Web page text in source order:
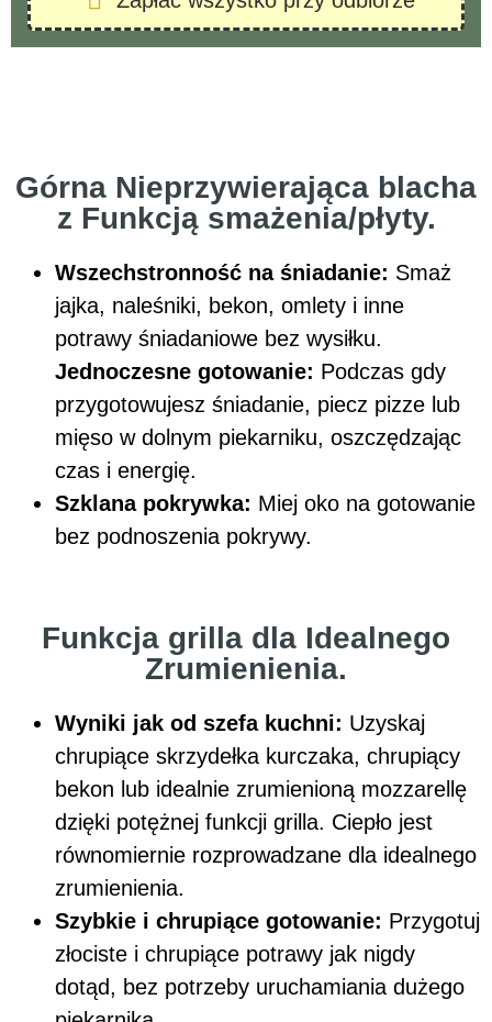
Górna Nieprzywierająca blacha
z Funkcją smażenia/płyty.
Wszechstronność na śniadanie: Smaż
jajka, naleśniki, bekon, omlety i inne
potrawy śniadaniowe bez wysiłku.
Jednoczesne gotowanie: Podczas gdy
przygotowujesz śniadanie, piecz pizze lub
mięso w dolnym piekarniku, oszczędzając
czas i energię.
Szklana pokrywka: Miej oko na gotowanie
bez podnoszenia pokrywy.
Funkcja grilla dla Idealnego
Zrumienienia.
Wyniki jak od szefa kuchni: Uzyskaj
chrupiące skrzydełka kurczaka, chrupiący
bekon lub idealnie zrumienioną mozzarellę
dzięki potężnej funkcji grilla. Ciepło jest
równomiernie rozprowadzane dla idealnego
zrumienienia.
Szybkie i chrupiące gotowanie: Przygotuj
złociste i chrupiące potrawy jak nigdy
dotąd, bez potrzeby uruchamiania dużego